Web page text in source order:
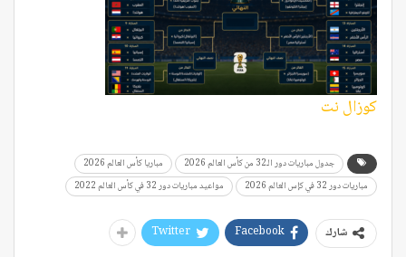
كوزال نت
جدول مباريات دور الـ32 من كأس العالم 2026
مباريا كأس العالم 2026
مباريات دور 32 في كإس العالم 2026
مواعيد مباريات دور 32 في كأس العالم 2022
شارك Facebook
Twitter